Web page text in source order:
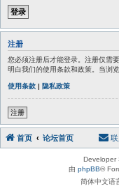
注册
您必须注册后才能登录。注册仅需
明白我们的使用条款和政策。当浏
使用条款 | 隐私政策
注册
首页 论坛首页
Developer
由 phpBB®
简体中文语